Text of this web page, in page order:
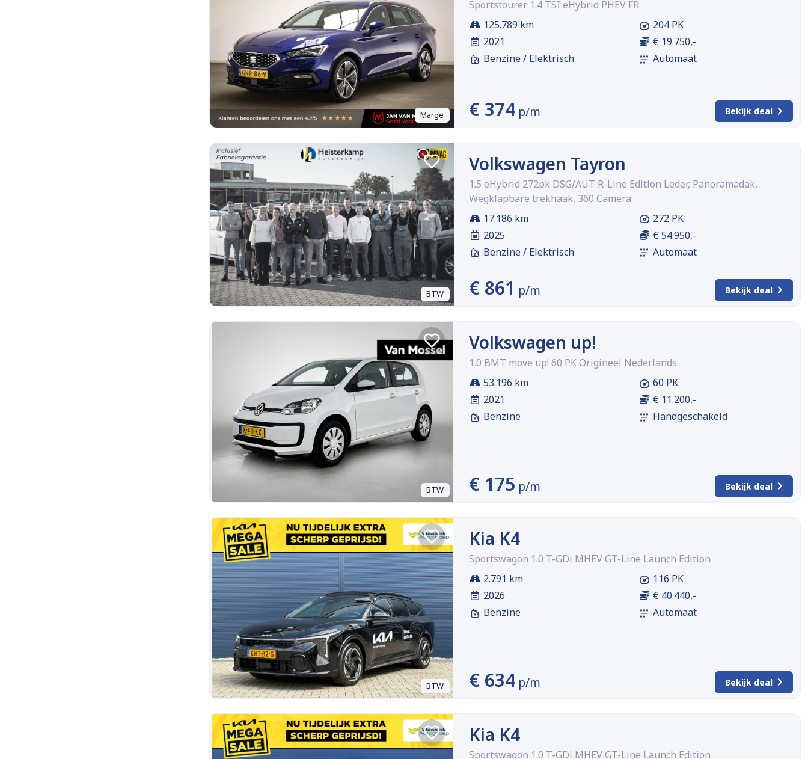
Marge
Sportstourer 1.4 TSI eHybrid PHEV FR
125.789 km
2021
Benzine / Elektrisch
204 PK
€ 19.750,-
Automaat
€ 374 p/m Bekijk deal
BTW
Volkswagen Tayron
1.5 eHybrid 272pk DSG/AUT R-Line Edition Leder, Panoramadak,
Wegklapbare trekhaak, 360 Camera
17.186 km
2025
Benzine / Elektrisch
272 PK
€ 54.950,-
Automaat
€ 861 p/m Bekijk deal
BTW
Volkswagen up!
1.0 BMT move up! 60 PK Origineel Nederlands
53.196 km
2021
Benzine
60 PK
€ 11.200,-
Handgeschakeld
€ 175 p/m Bekijk deal
BTW
Kia K4
Sportswagon 1.0 T-GDi MHEV GT-Line Launch Edition
2.791 km
2026
Benzine
116 PK
€ 40.440,-
Automaat
€ 634 p/m Bekijk deal
Kia K4
Sportswagon 1.0 T-GDi MHEV GT-Line Launch Edition